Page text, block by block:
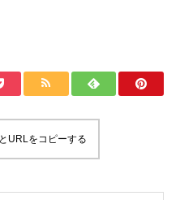
URLをコピーする